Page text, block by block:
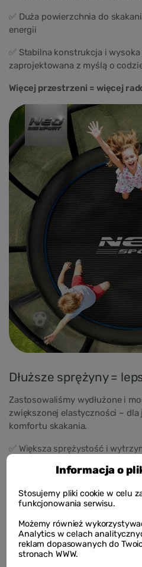
✅ Duża powierzchnia do
energii
✅ Stabilna konstrukcja i wysoka
zaprojektowana z myślą o
Więcej przestrzeni = więcej
Dłuższe sprężyny =
Zastosowaliśmy wydłużone i
zwiększonej elastyczności – dla
komfortu skakania.
✅ Większa sprężystość i
✅ Płynne, dynamiczne odbicie
✅ Lepsza amortyzacja i
z komponentami, które
Informacja o
Stosujemy pliki cookie w celu
funkcjonowania serwisu.
Możemy również
Analytics w celach
reklam dopasowanych do
stronach WWW.